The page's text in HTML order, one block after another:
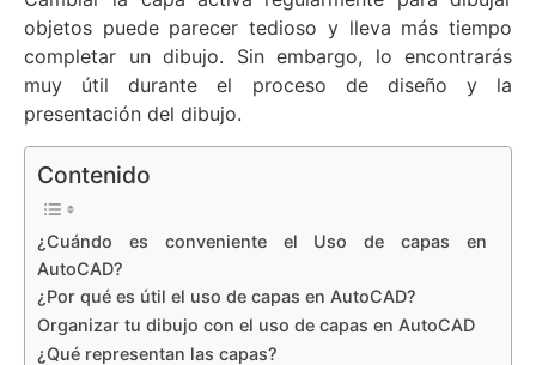
objetos puede parecer tedioso y lleva más tiempo
completar un dibujo. Sin embargo, lo encontrarás
muy útil durante el proceso de diseño y la
presentación del dibujo.
Contenido
¿Cuándo es conveniente el Uso de capas en
AutoCAD?
¿Por qué es útil el uso de capas en AutoCAD?
Organizar tu dibujo con el uso de capas en AutoCAD
¿Qué representan las capas?